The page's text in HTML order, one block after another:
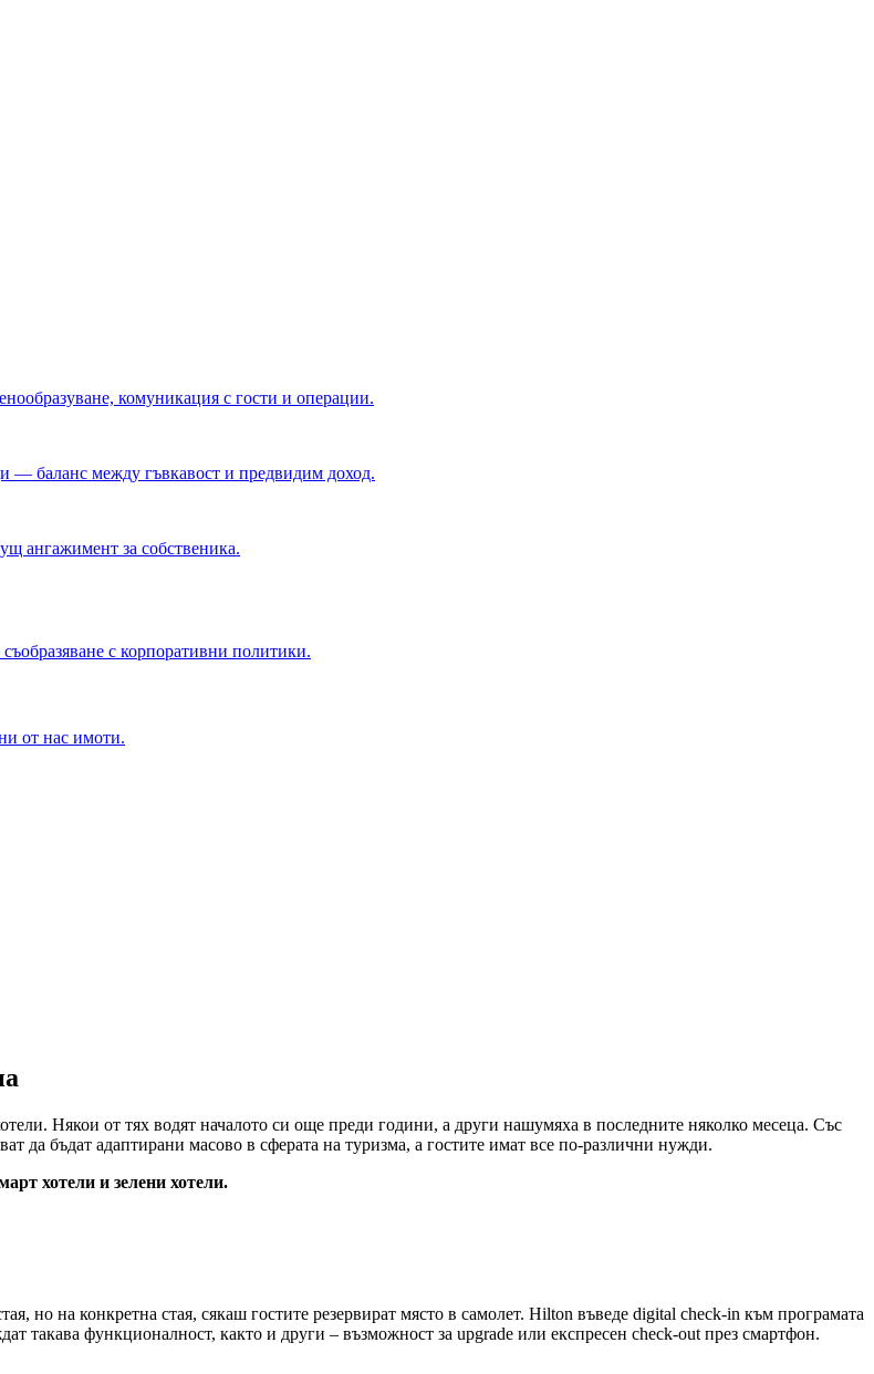
комуникация с гости и операции.
— баланс между гъвкавост и предвидим доход.
ангажимент за собственика.
с корпоративни политики.
от нас имоти.
Някои от тях водят началото си още преди години, а други нашумяха в последните няколко месеца. Със
да бъдат адаптирани масово в сферата на туризма, а гостите имат все по-различни нужди.
хотели и зелени хотели.
но на конкретна стая, сякаш гостите резервират място в самолет. Hilton въведе digital check-in към програмата
такава функционалност, както и други – възможност за upgrade или експресен check-out през смартфон.